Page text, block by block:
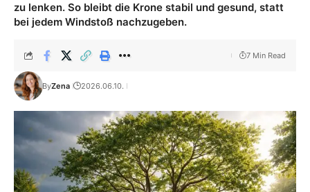
zu lenken. So bleibt die Krone stabil und gesund, statt
bei jedem Windstoß nachzugeben.
ByZena 2026.06.10.
7 Min Read